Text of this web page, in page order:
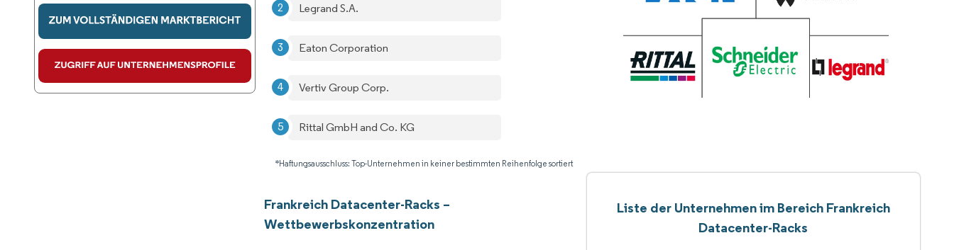
Legrand S.A.
Eaton Corporation
Vertiv Group Corp.
Rittal GmbH and Co. KG
*Haftungsausschluss: Top-Unternehmen in keiner bestimmten Reihenfolge sortiert
Frankreich Datacenter-Racks –
Wettbewerbskonzentration
Liste der Unternehmen im Bereich Frankreich
Datacenter-Racks